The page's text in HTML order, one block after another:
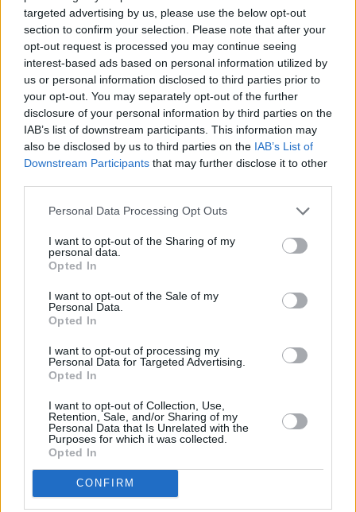
targeted advertising by us, please use the below opt-out
section to confirm your selection. Please note that after your
opt-out request is processed you may continue seeing
interest-based ads based on personal information utilized by
us or personal information disclosed to third parties prior to
your opt-out. You may separately opt-out of the further
disclosure of your personal information by third parties on the
IAB’s list of downstream participants. This information may
also be disclosed by us to third parties on the IAB’s List of
Downstream Participants that may further disclose it to other
Personal Data Processing Opt Outs
I want to opt-out of the Sharing of my
personal data.
Opted In
I want to opt-out of the Sale of my
Personal Data.
Opted In
I want to opt-out of processing my
Personal Data for Targeted Advertising.
Opted In
I want to opt-out of Collection, Use,
Retention, Sale, and/or Sharing of my
Personal Data that Is Unrelated with the
Purposes for which it was collected.
Opted In
CONFIRM
Όσο για την εικόνα της σημερινής γυναίκας
σχολίασε: «Χωρίσει δεν χωρίσει η γυναίκα θα
δεχτεί πίεση κοινωνική, στο πώς δείχνεις και
αν κρατάς κομμάτι από τη νεότητα σου δεν
έχει να κάνει με το αν είσαι παντρεμένη,
ανύπαντρη αν είσαι ηθοποιός ή υπάλληλος
σε τράπεζα. Έχει να κάνει με το πρότυπο της
γυναίκας.
φίλες της να περνάνε σοβαρή κρίση γιατί τα
χρόνια περνούν…βεβαίως το σχολίαζαν αλλά
υπήρχε μεγαλύτερη αποδοχή και συμφιλίωση
με την εικόνα τους».